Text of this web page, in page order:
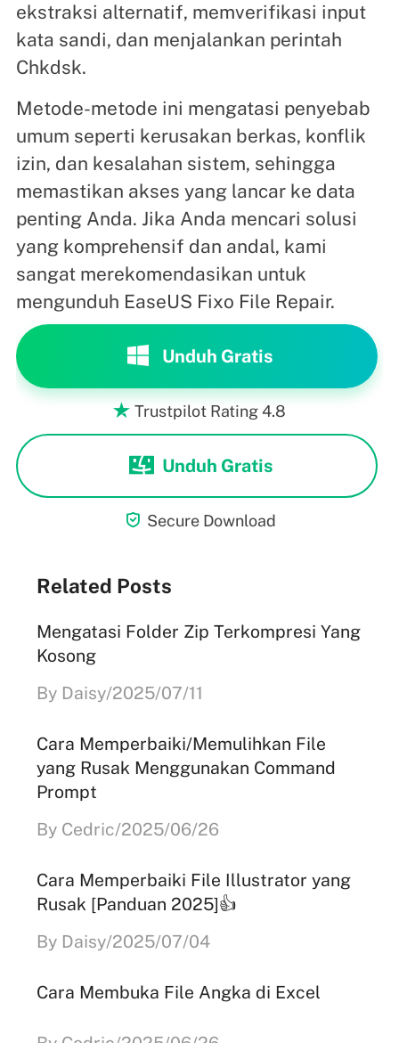
ekstraksi alternatif, memverifikasi input
kata sandi, dan menjalankan perintah
Chkdsk.
Metode-metode ini mengatasi penyebab
umum seperti kerusakan berkas, konflik
izin, dan kesalahan sistem, sehingga
memastikan akses yang lancar ke data
penting Anda. Jika Anda mencari solusi
yang komprehensif dan andal, kami
sangat merekomendasikan untuk
mengunduh EaseUS Fixo File Repair.
Unduh Gratis
 Trustpilot Rating 4.8
Unduh Gratis
 Secure Download
Related Posts
Mengatasi Folder Zip Terkompresi Yang
Kosong
By Daisy/2025/07/11
Cara Memperbaiki/Memulihkan File
yang Rusak Menggunakan Command
Prompt
By Cedric/2025/06/26
Cara Memperbaiki File Illustrator yang
Rusak [Panduan 2025]👍
By Daisy/2025/07/04
Cara Membuka File Angka di Excel